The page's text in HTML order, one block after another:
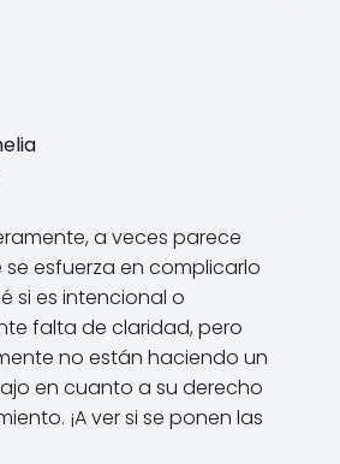
a veces parece
se esfuerza en complicarlo
si es intencional o
falta de claridad, pero
no están haciendo un
en cuanto a su derecho
¡A ver si se ponen las